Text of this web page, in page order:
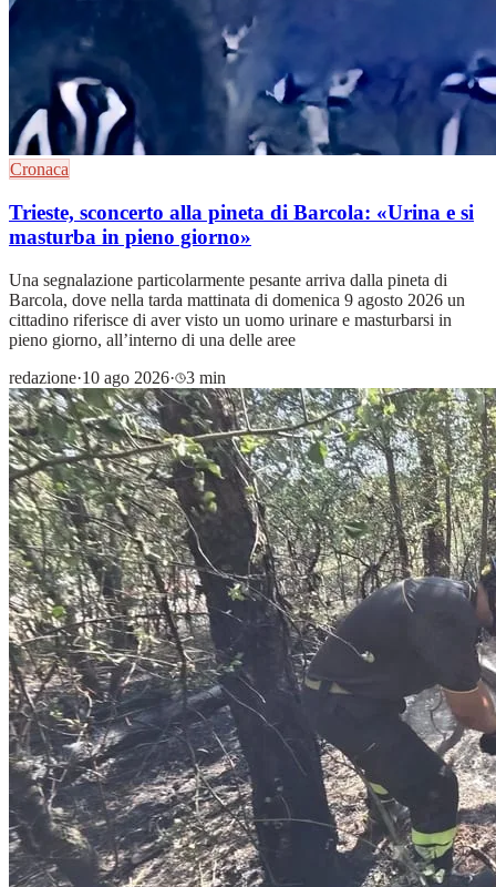
Cronaca
Trieste, sconcerto alla pineta di Barcola: «Urina e si
masturba in pieno giorno»
Una segnalazione particolarmente pesante arriva dalla pineta di
Barcola, dove nella tarda mattinata di domenica 9 agosto 2026 un
cittadino riferisce di aver visto un uomo urinare e masturbarsi in
pieno giorno, all’interno di una delle aree
redazione·10 ago 2026· 3 min